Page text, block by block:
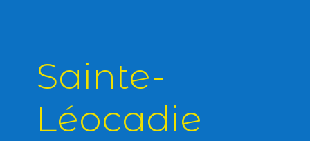
Sainte-
Léocadie